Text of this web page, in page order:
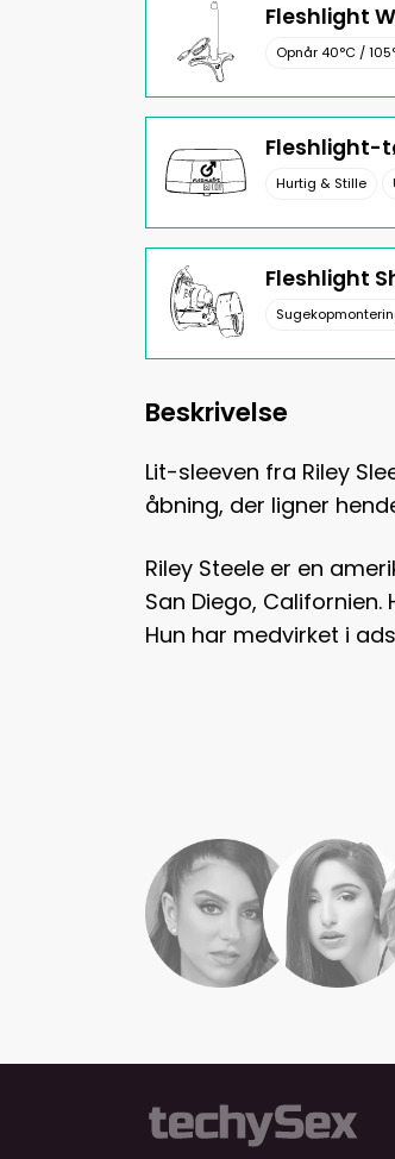
Fleshlight
Opnår 40°C /
Fleshlight-
Hurtig & Stille
Fleshlight
Beskrivelse
Lit-sleeven fra Riley
åbning, der ligner
Riley Steele er en
San Diego,
Hun har medvirket i